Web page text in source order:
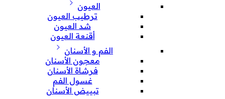
العيون
ترطيب العيون
شد العيون
أقنعة العيون
الفم و الأسنان
معجون الأسنان
فرشاة الأسنان
غسول الفم
تبييض الأسنان